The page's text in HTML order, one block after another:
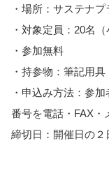
・場所：サステナ
・対象定員：20名
・参加無料
・持参物：筆記用具
・申込み方法：参
番号を電話・FAX・
締切日：開催日の２